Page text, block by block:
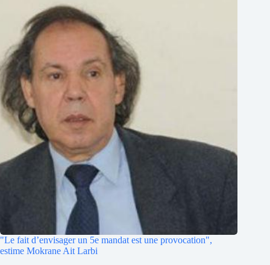
"Le fait d’envisager un 5e mandat est une provocation",
estime Mokrane Ait Larbi